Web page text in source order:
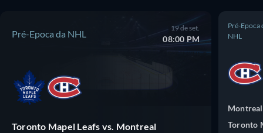
Pré-Epoca da NHL
19 de set.
08:00 PM
Toronto Mapel Leafs vs. Montreal
Pré-Epoca
NHL
Toronto